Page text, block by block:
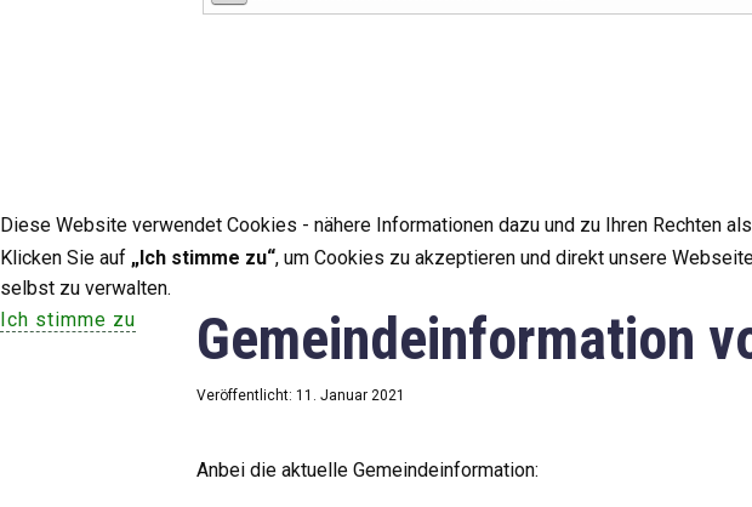
Gemeindeinformation
Veröffentlicht: 11. Januar 2021
Anbei die aktuelle Gemeindeinformation:
Diese Website verwendet Cookies - nähere Informationen dazu und zu Ihren Rechten
Klicken Sie auf „Ich stimme zu“, um Cookies zu akzeptieren und direkt unsere
selbst zu verwalten.
Ich stimme zu